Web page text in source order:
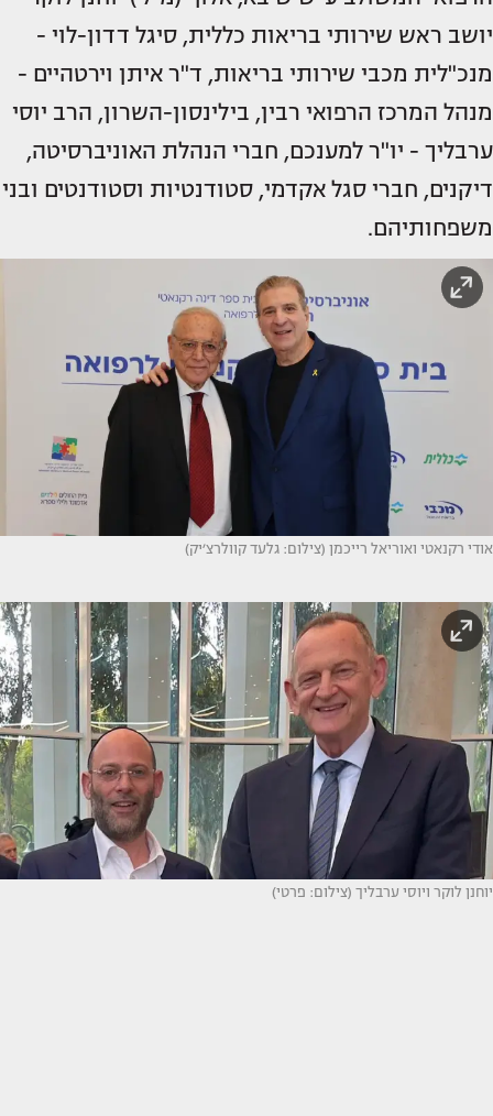
יושב ראש שירותי בריאות כללית, סיגל דדון-לוי -
מנכ"לית מכבי שירותי בריאות, ד"ר איתן וירטהיים -
מנהל המרכז הרפואי רבין, בילינסון-השרון, הרב יוסי
ערבליך - יו"ר למענכם, חברי הנהלת האוניברסיטה,
דיקנים, חברי סגל אקדמי, סטודנטיות וסטודנטים ובני
משפחותיהם.
אודי רקנאטי ואוריאל רייכמן (צילום: גלעד קוולרצ׳יק)
יוחנן לוקר ויוסי ערבליך (צילום: פרטי)